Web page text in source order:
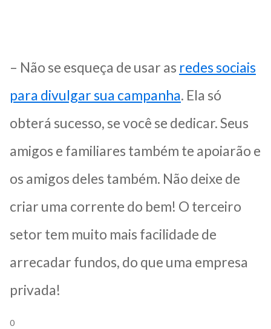
– Não se esqueça de usar as redes sociais
para divulgar sua campanha. Ela só
obterá sucesso, se você se dedicar. Seus
amigos e familiares também te apoiarão e
os amigos deles também. Não deixe de
criar uma corrente do bem! O terceiro
setor tem muito mais facilidade de
arrecadar fundos, do que uma empresa
privada!
0